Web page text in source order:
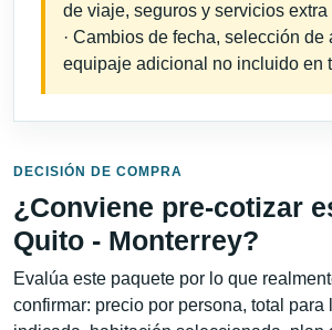
de viaje, seguros y servicios
· Cambios de fecha, selección de
equipaje adicional no incluido en
DECISIÓN DE COMPRA
¿Conviene pre-cotizar
Quito - Monterrey?
Evalúa este paquete por lo que
confirmar: precio por persona, total para